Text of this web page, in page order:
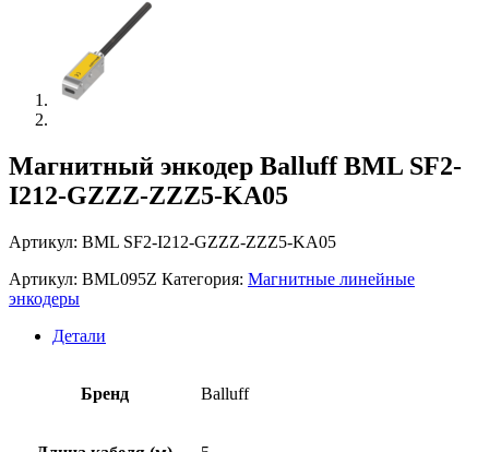
Магнитный энкодер Balluff BML SF2-
I212-GZZZ-ZZZ5-KA05
Артикул: BML SF2-I212-GZZZ-ZZZ5-KA05
Артикул: BML095Z Категория: Магнитные линейные
энкодеры
Детали
Бренд Balluff